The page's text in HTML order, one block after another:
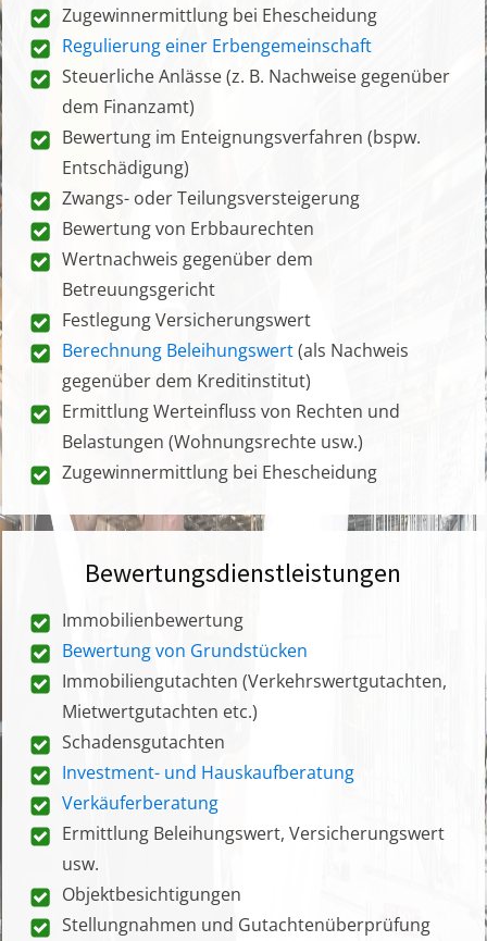
Zugewinnermittlung bei Ehescheidung
Regulierung einer Erbengemeinschaft
Steuerliche Anlässe (z. B. Nachweise gegenüber
dem Finanzamt)
Bewertung im Enteignungsverfahren (bspw.
Entschädigung)
Zwangs- oder Teilungsversteigerung
Bewertung von Erbbaurechten
Wertnachweis gegenüber dem
Betreuungsgericht
Festlegung Versicherungswert
Berechnung Beleihungswert(als Nachweis
gegenüber dem Kreditinstitut)
Ermittlung Werteinfluss von Rechten und
Belastungen (Wohnungsrechte usw.)
Zugewinnermittlung bei Ehescheidung
Bewertungsdienstleistungen
Immobilienbewertung
Bewertung von Grundstücken
Immobiliengutachten (Verkehrswertgutachten,
Mietwertgutachten etc.)
Schadensgutachten
Investment- und Hauskaufberatung
Verkäuferberatung
Ermittlung Beleihungswert, Versicherungswert
usw.
Objektbesichtigungen
Stellungnahmen und Gutachtenüberprüfung